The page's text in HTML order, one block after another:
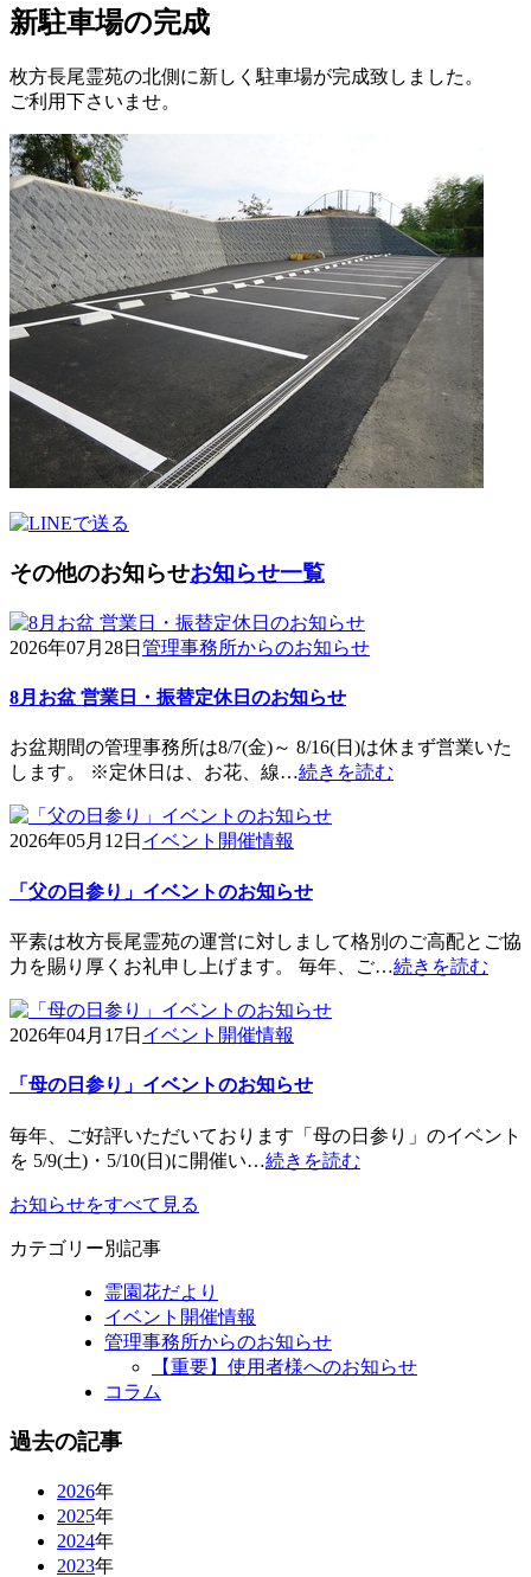
新駐車場の完成
枚方長尾霊苑の北側に新しく駐車場が完成致しました。
ご利用下さいませ。
その他のお知らせお知らせ一覧
2026年07月28日 管理事務所からのお知らせ
8月お盆 営業日・振替定休日のお知らせ
お盆期間の管理事務所は8/7(金)～ 8/16(日)は休まず営業いた
します。 ※定休日は、お花、線…続きを読む
2026年05月12日 イベント開催情報
「父の日参り」イベントのお知らせ
平素は枚方長尾霊苑の運営に対しまして格別のご高配とご協
力を賜り厚くお礼申し上げます。 毎年、ご…続きを読む
2026年04月17日 イベント開催情報
「母の日参り」イベントのお知らせ
毎年、ご好評いただいております「母の日参り」のイベント
を 5/9(土)・5/10(日)に開催い…続きを読む
お知らせをすべて見る
カテゴリー別記事
霊園花だより
イベント開催情報
管理事務所からのお知らせ
【重要】使用者様へのお知らせ
コラム
過去の記事
2026年
2025年
2024年
2023年